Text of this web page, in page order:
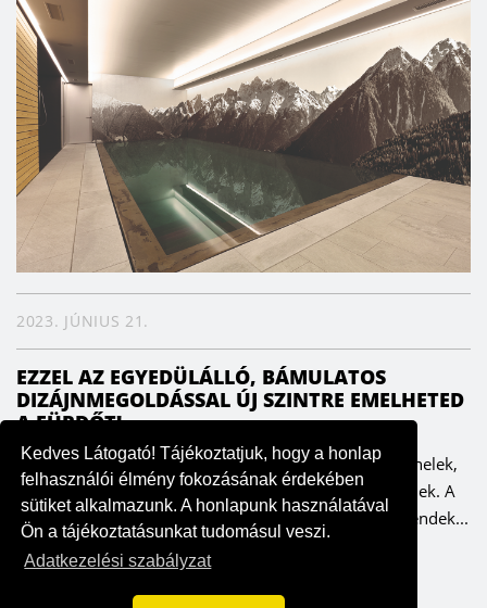
Kedves Látogató! Tájékoztatjuk, hogy a honlap
felhasználói élmény fokozásának érdekében
sütiket alkalmazunk. A honlapunk használatával
Ön a tájékoztatásunkat tudomásul veszi.
Adatkezelési szabályzat
2023. JÚNIUS 21.
EZZEL AZ EGYEDÜLÁLLÓ, BÁMULATOS
DIZÁJNMEGOLDÁSSAL ÚJ SZINTRE EMELHETED
A FÜRDŐT!
Innovatív technológiával készülnek a lenyűgöző falpanelek,
amelyek a vizes helyiségekben is tökéletesen működnek. A
LICO két elképesztő falpanel-kollekciója a legújabb trendek...